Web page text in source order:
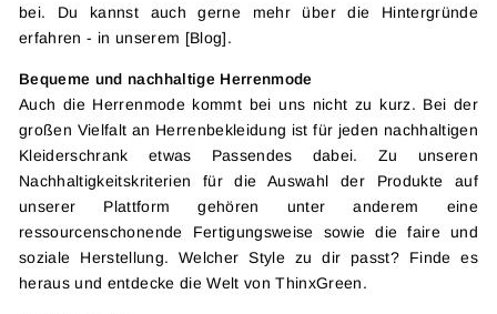
bei. Du kannst auch gerne mehr über die Hintergründe
erfahren - in unserem [Blog].
Bequeme und nachhaltige Herrenmode
Auch die Herrenmode kommt bei uns nicht zu kurz. Bei der
großen Vielfalt an Herrenbekleidung ist für jeden nachhaltigen
Kleiderschrank etwas Passendes dabei. Zu unseren
Nachhaltigkeitskriterien für die Auswahl der Produkte auf
unserer Plattform gehören unter anderem eine
ressourcenschonende Fertigungsweise sowie die faire und
soziale Herstellung. Welcher Style zu dir passt? Finde es
heraus und entdecke die Welt von ThinxGreen.